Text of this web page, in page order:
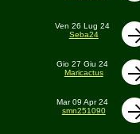
Ven 26 Lug 24
Seba24
Gio 27 Giu 24
Maricactus
Mar 09 Apr 24
smn251090